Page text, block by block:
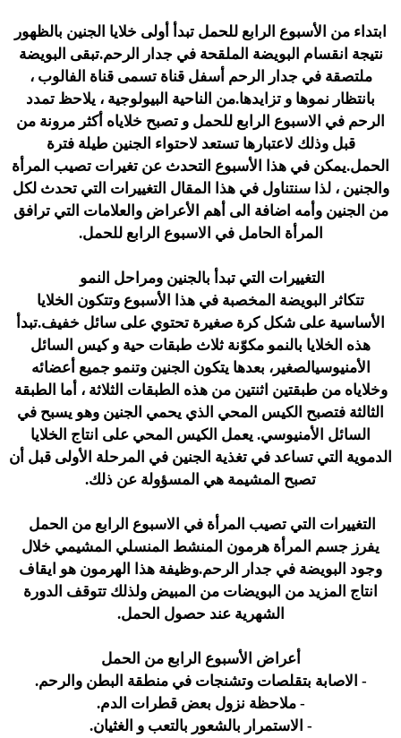
ابتداء من الأسبوع الرابع للحمل تبدأ أولى خلايا الجنين بالظهور
نتيجة انقسام البويضة الملقحة في جدار الرحم.تبقى البويضة
ملتصقة في جدار الرحم أسفل قناة تسمى قناة الفالوب ،
بانتظار نموها و تزايدها.من الناحية البيولوجية ، يلاحظ تمدد
الرحم في الاسبوع الرابع للحمل و تصبح خلاياه أكثر مرونة من
قبل وذلك لاعتبارها تستعد لاحتواء الجنين طيلة فترة
الحمل.يمكن في هذا الأسبوع التحدث عن تغيرات تصيب المرأة
والجنين ، لذا سنتناول في هذا المقال التغييرات التي تحدث لكل
من الجنين وأمه اضافة الى أهم الأعراض والعلامات التي ترافق
المرأة الحامل في الاسبوع الرابع للحمل.
التغييرات التي تبدأ بالجنين ومراحل النمو
تتكاثر البويضة المخصبة في هذا الأسبوع وتتكون الخلايا
الأساسية على شكل كرة صغيرة تحتوي على سائل خفيف.تبدأ
هذه الخلايا بالنمو مكوّنة ثلاث طبقات حية و كيس السائل
الأمنيوسيالصغير، بعدها يتكون الجنين وتنمو جميع أعضائه
وخلاياه من طبقتين اثنتين من هذه الطبقات الثلاثة ، أما الطبقة
الثالثة فتصبح الكيس المحي الذي يحمي الجنين وهو يسبح في
السائل الأمنيوسي. يعمل الكيس المحي على انتاج الخلايا
الدموية التي تساعد في تغذية الجنين في المرحلة الأولى قبل أن
تصبح المشيمة هي المسؤولة عن ذلك.
التغييرات التي تصيب المرأة في الاسبوع الرابع من الحمل
يفرز جسم المرأة هرمون المنشط المنسلي المشيمي خلال
وجود البويضة في جدار الرحم.وظيفة هذا الهرمون هو ايقاف
انتاج المزيد من البويضات من المبيض ولذلك تتوقف الدورة
الشهرية عند حصول الحمل.
أعراض الأسبوع الرابع من الحمل
- الاصابة بتقلصات وتشنجات في منطقة البطن والرحم.
- ملاحظة نزول بعض قطرات الدم.
- الاستمرار بالشعور بالتعب و الغثيان.